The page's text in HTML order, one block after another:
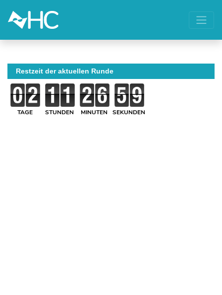
Restzeit der aktuellen Runde
TAGE STUNDEN MINUTEN SEKUNDEN